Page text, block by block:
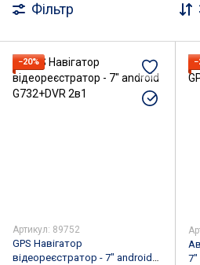
Фільтр
−20%
Артикул: 89752
GPS Навігатор
відеореєстратор - 7" android
7"